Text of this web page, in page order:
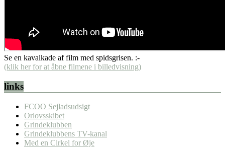
Se en kavalkade af film med spidsgrisen. :-
(klik her for at åbne filmene i billedvisning)
links
FCOO Sejladsudsigt
Orlovsskibet
Grindeklubben
Grindeklubbens TV-kanal
Med en Cirkel for Øje